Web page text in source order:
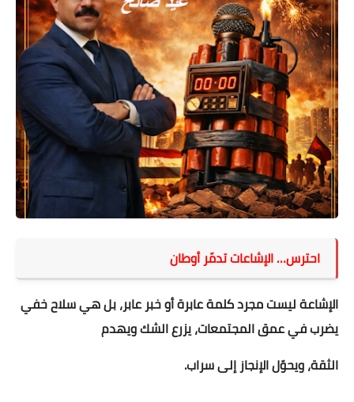
احترس… الإشاعات تدمّر أوطان
يضرب في عمق المجتمعات، يزرع الشك ويهدم
الثقة، ويحوّل الإنجاز إلى سراب.